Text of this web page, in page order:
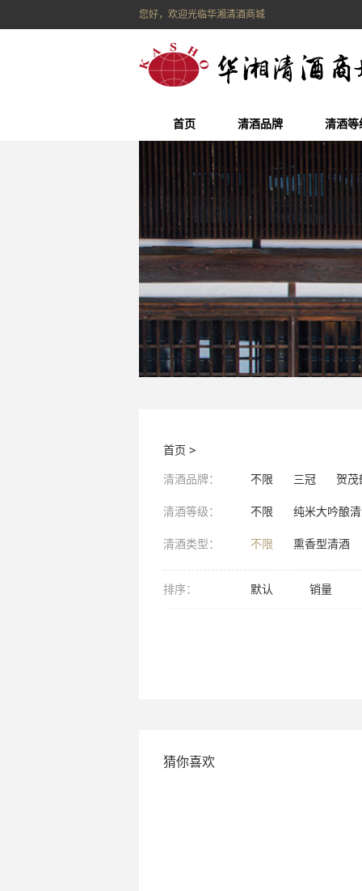
您好，欢迎光临华湘清酒商城
首页 清酒品牌 清酒等
首页 >
清酒品牌： 不限 三冠 贺茂
清酒等级： 不限 纯米大吟酿
清酒类型： 不限 熏香型清酒
排序： 默认 销量
猜你喜欢